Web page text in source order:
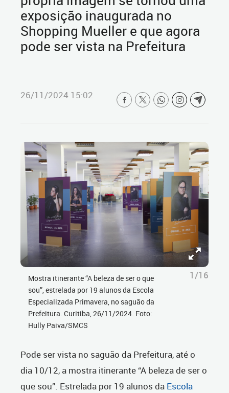
exposição inaugurada no
Shopping Mueller e que agora
pode ser vista na Prefeitura
26/11/2024 15:02
Mostra itinerante “A beleza de ser o que
sou”, estrelada por 19 alunos da Escola
Especializada Primavera, no saguão da
Prefeitura. Curitiba, 26/11/2024. Foto:
Hully Paiva/SMCS
1/16
Pode ser vista no saguão da Prefeitura, até o
dia 10/12, a mostra itinerante “A beleza de ser o
que sou”. Estrelada por 19 alunos da Escola